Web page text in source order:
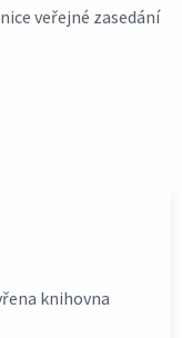
veřejné zasedání
knihovna